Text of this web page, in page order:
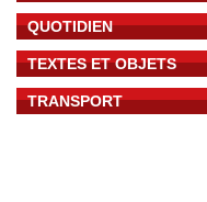
QUOTIDIEN
TEXTES ET OBJETS
TRANSPORT